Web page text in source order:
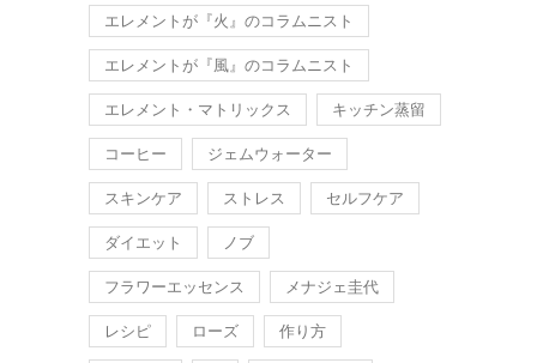
エレメントが『火』のコラムニスト
エレメントが『風』のコラムニスト
エレメント・マトリックス キッチン蒸留
コーヒー ジェムウォーター
スキンケア ストレス セルフケア
ダイエット ノブ
フラワーエッセンス メナジェ圭代
レシピ ローズ 作り方